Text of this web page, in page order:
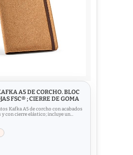
A5 DE CORCHO. BLOC
FSC® ; CIERRE DE GOMA
Kafka A5 de corcho con acabados
y con cierre elástico; incluye un...